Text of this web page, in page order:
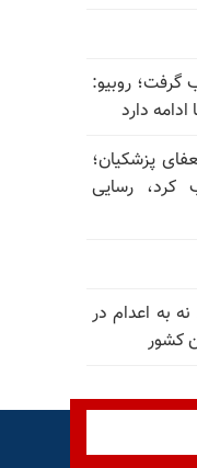
گرفت؛ روبیو:
دارد
پزشکیان؛
کرد، رسایی
نه به اعدام در